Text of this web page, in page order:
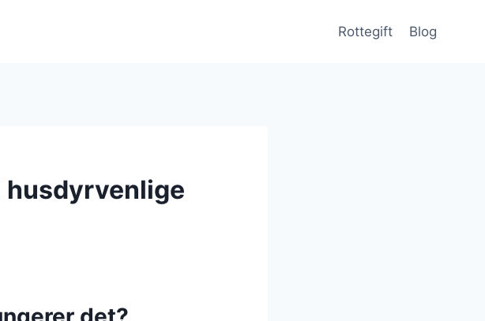
Rottegift Blog